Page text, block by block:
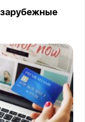
зарубежные